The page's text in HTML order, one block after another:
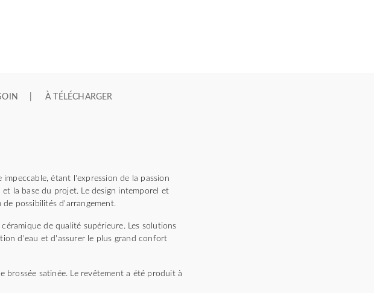
À TÉLÉCHARGER
étant l'expression de la passion
la base du projet. Le design intemporel et
possibilités d'arrangement.
de qualité supérieure. Les solutions
d'eau et d'assurer le plus grand confort
satinée. Le revêtement a été produit à